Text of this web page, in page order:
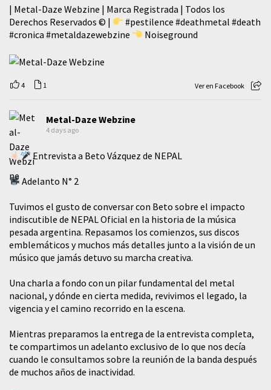
| Metal-Daze Webzine | Marca Registrada | Todos los
Derechos Reservados © |
#pestilence #deathmetal #death
#cronica #metaldazewebzine Noiseground
4 1 Ver en Facebook
Metal-Daze Webzine
4 days ago
Entrevista a Beto Vázquez de NEPAL
Adelanto N° 2
Tuvimos el gusto de conversar con Beto sobre el impacto
indiscutible de NEPAL Oficial en la historia de la música
pesada argentina. Repasamos los comienzos, sus discos
emblemáticos y muchos más detalles junto a la visión de un
músico que jamás detuvo su marcha creativa.
​Una charla a fondo con un pilar fundamental del metal
nacional, y dónde en cierta medida, revivimos el legado, la
vigencia y el camino recorrido en la escena.
Mientras preparamos la entrega de la entrevista completa,
te compartimos un adelanto exclusivo de lo que nos decía
cuando le consultamos sobre la reunión de la banda después
de muchos años de inactividad.